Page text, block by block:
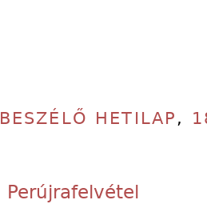
BESZÉLŐ HETILAP ,
Perújrafelvétel